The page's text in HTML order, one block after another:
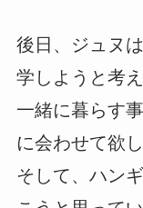
後日、ジュヌ
学しようと考
一緒に暮らす
に会わせて欲
そして、ハン